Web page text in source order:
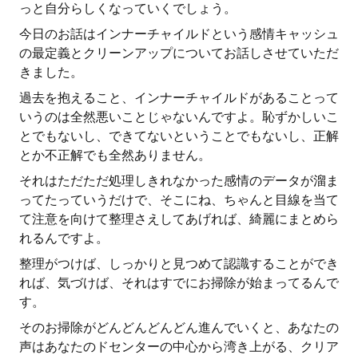
っと自分らしくなっていくでしょう。
今日のお話はインナーチャイルドという感情キャッシュ
の最定義とクリーンアップについてお話しさせていただ
きました。
過去を抱えること、インナーチャイルドがあることって
いうのは全然悪いことじゃないんですよ。恥ずかしいこ
とでもないし、できてないということでもないし、正解
とか不正解でも全然ありません。
それはただただ処理しきれなかった感情のデータが溜ま
ってたっていうだけで、そこにね、ちゃんと目線を当て
て注意を向けて整理さえしてあげれば、綺麗にまとめら
れるんですよ。
整理がつけば、しっかりと見つめて認識することができ
れば、気づけば、それはすでにお掃除が始まってるんで
す。
そのお掃除がどんどんどんどん進んでいくと、あなたの
声はあなたのドセンターの中心から湾き上がる、クリア